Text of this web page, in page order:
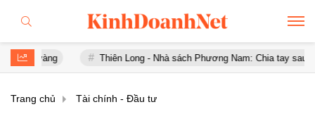
Thiên Long - Nhà sách Phương Nam: Chia tay sau chưa đầy 1
Trang chủ Tài chính - Đầu tư